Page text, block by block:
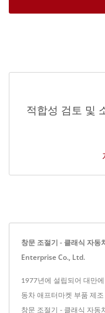
적합성 검토 및
창문 조절기 - 클래식 자
Enterprise Co., Ltd.
1977년에 설립되어 대만
동차 애프터마켓 부품 제
창문 조절기 - 클래식 자동